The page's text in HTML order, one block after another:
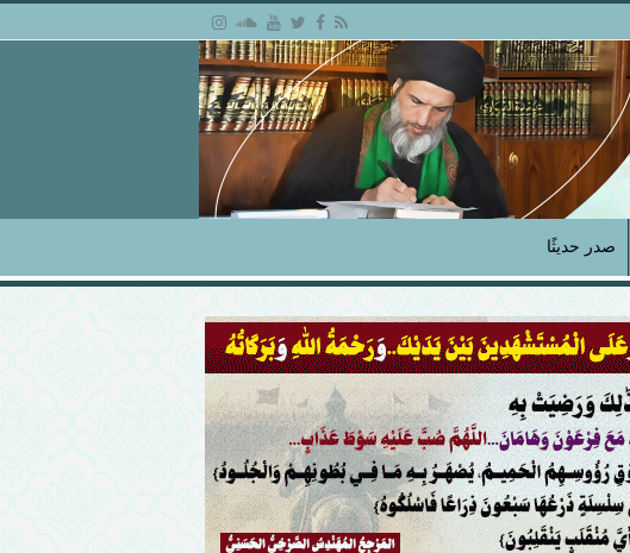
صدر حديثًا